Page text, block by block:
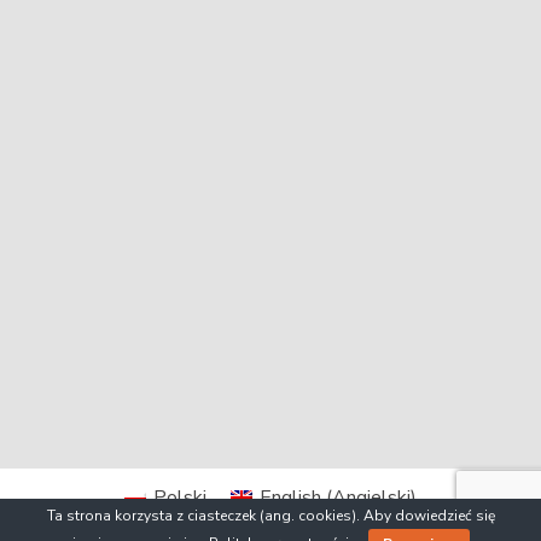
Ta strona korzysta z ciasteczek (ang. cookies). Aby dowiedzieć się
Polski English(Angielski)